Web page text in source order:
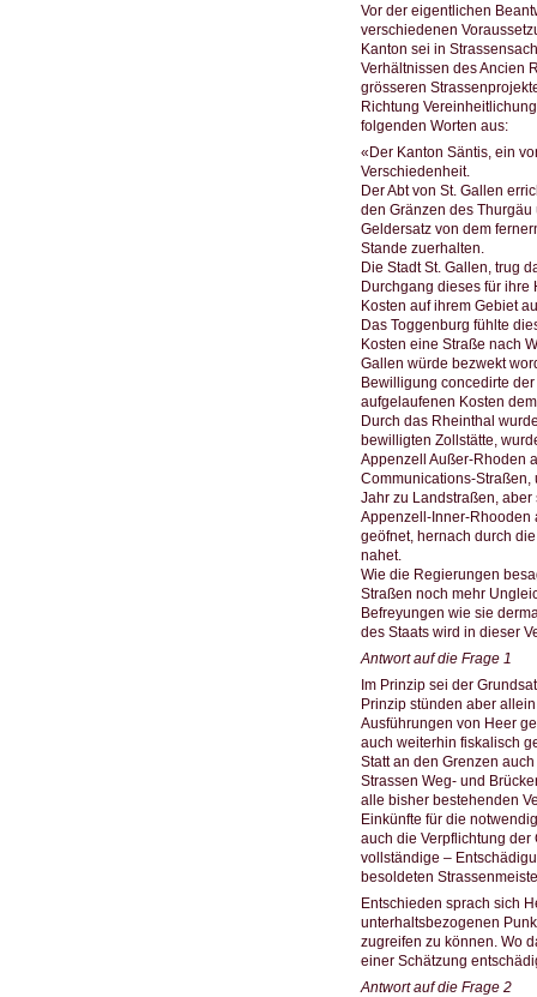
Vor der eigentlichen
verschiedenen
Kanton sei in
Verhältnissen des Ancien
grösseren
Richtung
folgenden Worten aus:
«Der Kanton Säntis, ein
Verschiedenheit.
Der Abt von St. Gallen
den Gränzen des
Geldersatz von dem
Stande zuerhalten.
Die Stadt St. Gallen, trug
Durchgang dieses für ihre
Kosten auf ihrem Gebiet
Das Toggenburg fühlte
Kosten eine Straße nach
Gallen würde bezwekt
Bewilligung concedirte
aufgelaufenen Kosten
Durch das Rheinthal
bewilligten Zollstätte,
Appenzell Außer-Rhoden
Communications-
Jahr zu Landstraßen,
Appenzell-Inner-Rhooden
geöfnet, hernach durch
nahet.
Wie die Regierungen
Straßen noch mehr
Befreyungen wie sie
des Staats wird in dieser
Antwort auf die Frage 1
Im Prinzip sei der
Prinzip stünden aber
Ausführungen von Heer
auch weiterhin fiskalisch
Statt an den Grenzen
Strassen Weg- und
alle bisher bestehenden
Einkünfte für die
auch die Verpflichtung
vollständige –
besoldeten
Entschieden sprach sich
unterhaltsbezogenen
zugreifen zu können. Wo
einer Schätzung
Antwort auf die Frage 2